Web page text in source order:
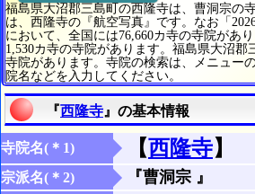
福島県大沼郡三島町の西隆寺は、曹洞宗の
は、西隆寺の『航空写真』です。なお「
において、全国には76,660カ寺の寺院があ
1,530カ寺の寺院があります。福島県大沼郡
寺院があります。寺院の検索は、メニュー
院名などを入力してください。
『西隆寺 』の基本情報
寺院名(＊1) 【西隆寺】
宗派名(＊2) 『曹洞宗 』